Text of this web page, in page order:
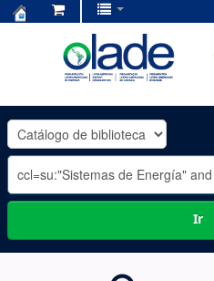
OLADE
-
Ir